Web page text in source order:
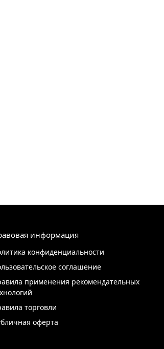
информация
конфиденциальности
соглашение
применения рекомендательных
торговли
оферта